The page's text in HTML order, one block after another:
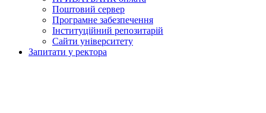
Поштовий сервер
Програмне забезпечення
Інституційний репозитарій
Сайти університету
Запитати у ректора